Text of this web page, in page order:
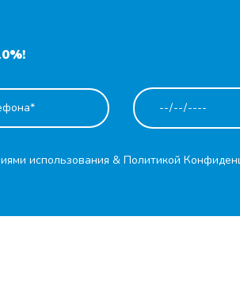
использования & Политикой